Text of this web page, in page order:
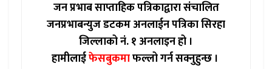
जन प्रभाब साप्ताहिक पत्रिकाद्वारा संचालित
जनप्रभाबन्युज डटकम अनलाईन पत्रिका सिरहा
जिल्लाको नं. १ अनलाइन हो ।
हामीलाईफेसबुकमाफल्लो गर्न सक्नुहुन्छ ।